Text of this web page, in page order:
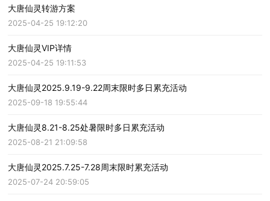
大唐仙灵转游方案
2025-04-25 19:12:20
大唐仙灵VIP详情
2025-04-25 19:11:53
大唐仙灵2025.9.19-9.22周末限时多日累充活动
2025-09-18 19:55:44
大唐仙灵8.21-8.25处暑限时多日累充活动
2025-08-21 21:09:58
大唐仙灵2025.7.25-7.28周末限时累充活动
2025-07-24 20:59:05